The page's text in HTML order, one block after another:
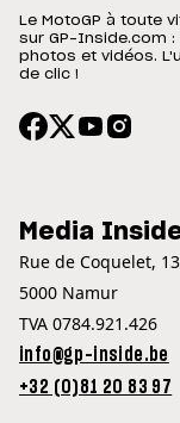
Le MotoGP à toute
sur GP-Inside.com :
photos et vidéos.
de clic !
Media
Rue de Coquelet,
5000 Namur
TVA 0784.921.426
info@gp-inside.be
+32 (0)81 20 83 97